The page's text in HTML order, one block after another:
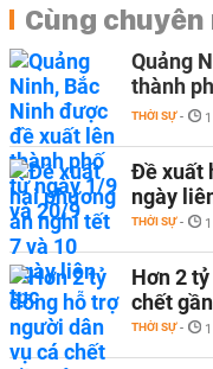
Cùng chuyên
Quảng
thành
THỜI SỰ -
Đề xuất
ngày
THỜI SỰ -
Hơn 2
chết
THỜI SỰ -